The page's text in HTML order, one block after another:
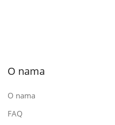
O nama
O nama
FAQ